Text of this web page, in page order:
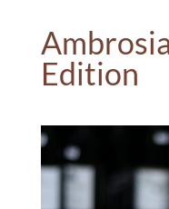
Edition